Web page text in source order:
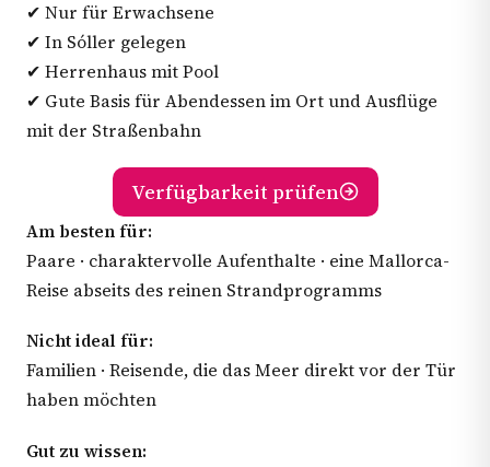
✔ Nur für Erwachsene
✔ In Sóller gelegen
✔ Herrenhaus mit Pool
✔ Gute Basis für Abendessen im Ort und Ausflüge
mit der Straßenbahn
Verfügbarkeit prüfen
Am besten für:
Paare · charaktervolle Aufenthalte · eine Mallorca-
Reise abseits des reinen Strandprogramms
Nicht ideal für:
Familien · Reisende, die das Meer direkt vor der Tür
haben möchten
Gut zu wissen: